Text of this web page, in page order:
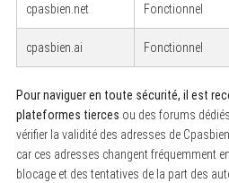
cpasbien.net Fonctionnel
cpasbien.ai Fonctionnel
Pour naviguer en toute sécurité, il est
plateformes tierces ou des forums
vérifier la validité des adresses de Cpasbien.
car ces adresses changent fréquemment
blocage et des tentatives de la part des